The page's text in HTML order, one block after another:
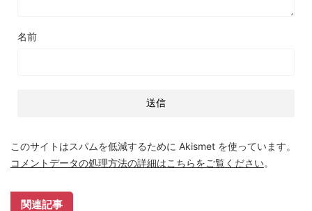
名前
このサイトはスパムを低減するために Akismet を使っています。
コメントデータの処理方法の詳細はこちらをご覧ください。
関連記事